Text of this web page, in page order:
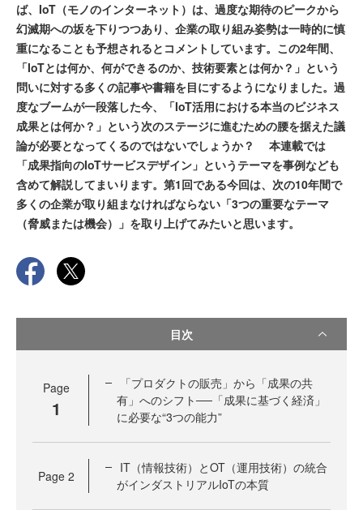
ば、IoT（モノのインターネット）は、過度な期待のピークから
幻滅期への坂を下りつつあり、企業の取り組み姿勢は一時的に慎
重になることも予想されるとコメントしています。この2年間、
「IoTとは何か、何ができるのか、技術要素とは何か？」という
問いに対する多くの記事や書籍を目にするようになりました。過
度なブームが一段落した今、「IoT活用における本当のビジネス
成果とは何か？」という次のステージに進むための腰を据えた議
論が必要となってくるのではないでしょうか？ 本連載では
「成果指向のIoTサービスデザイン」というテーマを事例なども
含めて解説してまいります。第1回である今回は、次の10年間で
多くの企業が取り組まなければならない「3つの重要なテーマ
（脅威または機会）」を取り上げてみたいと思います。
目次
Page
1
「プロダクトの販売」から「成果の共
有」へのシフト──「成果に基づく経済」
に必要な“3つの能力”
Page 2
IT（情報技術）とOT（運用技術）の統合
がインダストリアルIoTの本質